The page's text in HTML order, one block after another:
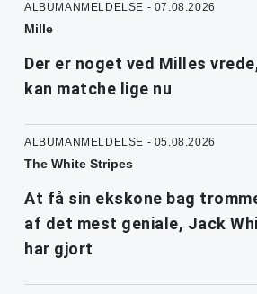
ALBUMANMELDELSE - 07.08.2026
Mille
Der er noget ved Milles
kan matche lige nu
ALBUMANMELDELSE - 05.08.2026
The White Stripes
At få sin ekskone bag
af det mest geniale, Jack
har gjort